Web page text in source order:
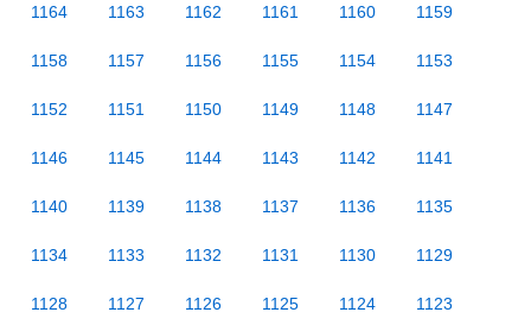
1164 1163 1162 1161 1160 1159
1158 1157 1156 1155 1154 1153
1152 1151 1150 1149 1148 1147
1146 1145 1144 1143 1142 1141
1140 1139 1138 1137 1136 1135
1134 1133 1132 1131 1130 1129
1128 1127 1126 1125 1124 1123